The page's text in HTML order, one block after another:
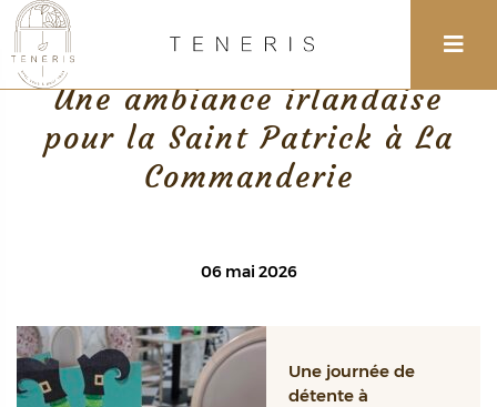
Retour
Une ambiance irlandaise
pour la Saint Patrick à La
Commanderie
06 mai 2026
Une journée de
détente à